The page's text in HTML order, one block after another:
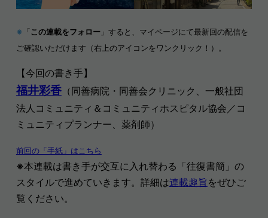
※ 「この連載をフォロー」すると、マイページにて最新回の配信を
ご確認いただけます（右上のアイコンをワンクリック！）。
【今回の書き手】
福井彩香（同善病院・同善会クリニック、一般社団
法人コミュニティ＆コミュニティホスピタル協会／コ
ミュニティプランナー、薬剤師）
前回の「手紙」はこちら
※本連載は書き手が交互に入れ替わる「往復書簡」の
スタイルで進めていきます。詳細は連載趣旨 をぜひご
覧ください。